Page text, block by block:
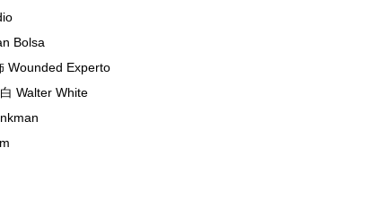
Bolsa
Experto
White